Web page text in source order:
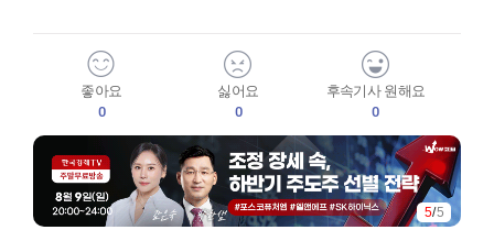
좋아요
0
싫어요
0
후속기사 원해요
0
5/5